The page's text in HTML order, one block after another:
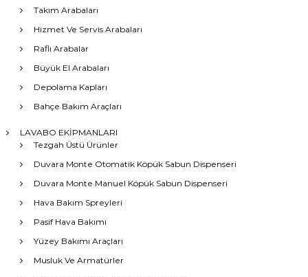
Takım Arabaları
Hizmet Ve Servis Arabaları
Raflı Arabalar
Büyük El Arabaları
Depolama Kapları
Bahçe Bakım Araçları
LAVABO EKİPMANLARI
Tezgah Üstü Ürünler
Duvara Monte Otomatik Köpük Sabun Dispenseri
Duvara Monte Manuel Köpük Sabun Dispenseri
Hava Bakım Spreyleri
Pasif Hava Bakımı
Yüzey Bakımı Araçları
Musluk Ve Armatürler